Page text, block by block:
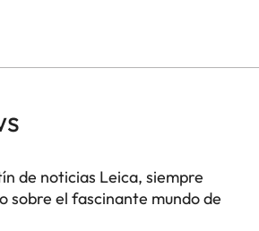
de noticias Leica, siempre
sobre el fascinante mundo de